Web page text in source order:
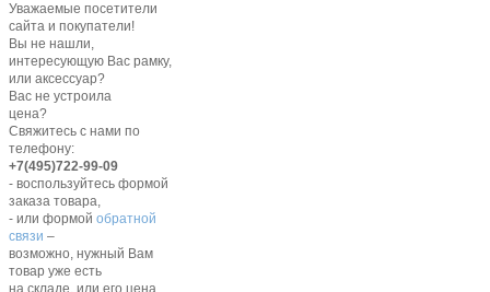
Уважаемые посетители
сайта и покупатели!
Вы не нашли,
интересующую Вас рамку,
или аксессуар?
Вас не устроила
цена?
Свяжитесь с нами по
телефону:
+7(495)722-99-09
- воспользуйтесь формой
заказа товара,
- или формой обратной
связи –
возможно, нужный Вам
товар уже есть